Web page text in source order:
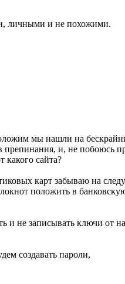
личными и не похожими.
мы нашли на
и, не
какого сайта?
карт забываю на
положить в
и не записывать ключи от
создавать пароли,